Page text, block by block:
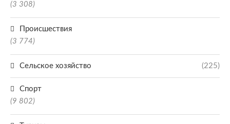
(3 308)
Происшествия
(3 774)
Сельское хозяйство (225)
Спорт
(9 802)